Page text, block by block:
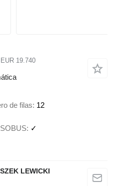
19.740
de filas 12
✓
LEWICKI